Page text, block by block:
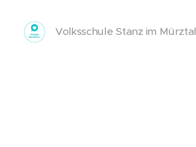
Volksschule Stanz im Mürztal